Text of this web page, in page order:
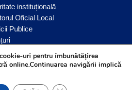
instituțională
Oficial Local
Publice
Grințieș 2026
uri pentru îmbunătățirea
online.Continuarea navigării implică